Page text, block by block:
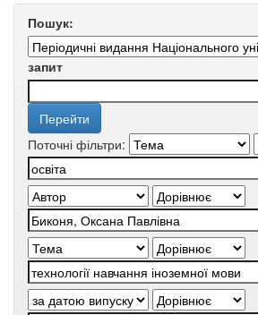
Пошук:
запит
Поточні фільтри: